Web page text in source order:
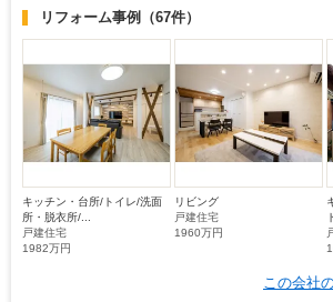
リフォーム事例 （67件）
キッチン・台所/トイレ/洗面
所・脱衣所/...
戸建住宅
1982万円
リビング
戸建住宅
1960万円
この会社